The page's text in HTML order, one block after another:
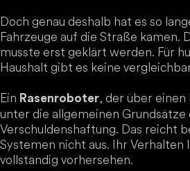
Doch genau deshalb hat es so
Fahrzeuge auf die Straße kamen.
musste erst geklärt werden. Für
Haushalt gibt es keine
Ein Rasenroboter, der über
unter die allgemeinen Grundsätze
Verschuldenshaftung. Das reicht
Systemen nicht aus. Ihr Verhalten
vollständig vorhersehen.